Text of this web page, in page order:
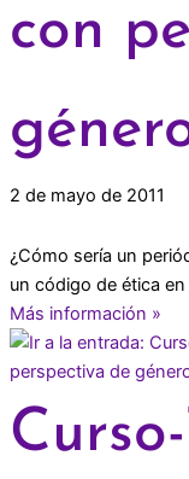
con
2 de mayo de 2011
¿Cómo sería un
un código de ética
Más información »